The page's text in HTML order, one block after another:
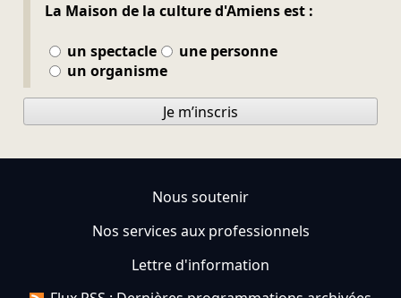
La Maison de la culture d'Amiens est :
un spectacle
une personne
un organisme
Je m’inscris
Nous soutenir
Nos services aux professionnels
Lettre d'information